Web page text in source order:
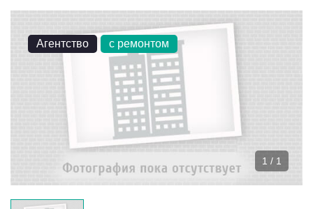
1 / 1
Агентство с ремонтом